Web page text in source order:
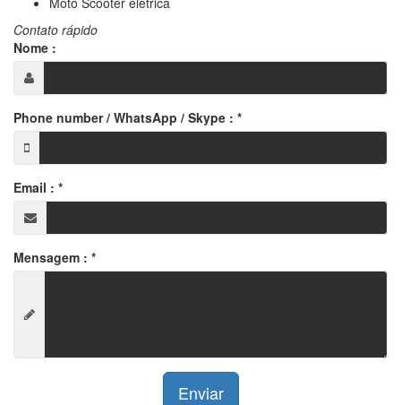
Contato rápido
Nome :
Phone number / WhatsApp / Skype : *
Email : *
Mensagem : *
Enviar